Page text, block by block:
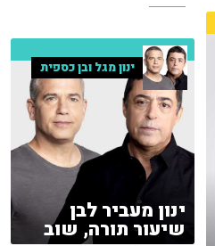
ינון מגל ובן כספית
ינון מעביר לבן
שיעור תורה, שוב